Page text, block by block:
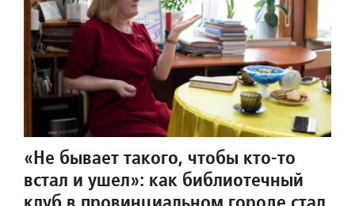
«Не бывает такого, чтобы кто-то
встал и ушел»: как библиотечный